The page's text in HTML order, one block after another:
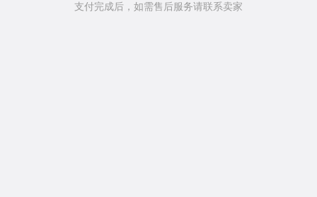
支付完成后，如需售后服务请联系卖家